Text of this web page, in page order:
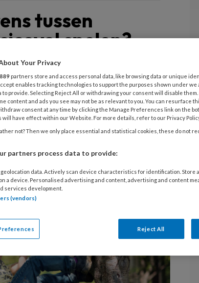
tussen
spelen?
rondracen op fietsjes: zo goed voor
ook op hol? Soms kun je nogal wat
je zien. Kian die uit een boom valt of Idris
je het weet roep je: ‘Pas op!’ of: ‘Doe
niet in risicovol spelen. Hoe ga je om met
in de weg staat?
Your Privacy
889 partners store and access personal data, like browsing data or unique
enables tracking technologies to support the purposes shown under we
to provide. Selecting Reject All or withdrawing your consent will disable
content and ads you see may not be as relevant to you. You can resurface
consent at any time by clicking the Manage Preferences link on the
will have effect within our Website. For more details, refer to our Privacy
not? Then we only place essential and statistical cookies, these do not
partners process data to provide:
data. Actively scan device characteristics for identification. Store
a device. Personalised advertising and content, advertising and content
services development.
(vendors)
Reject All